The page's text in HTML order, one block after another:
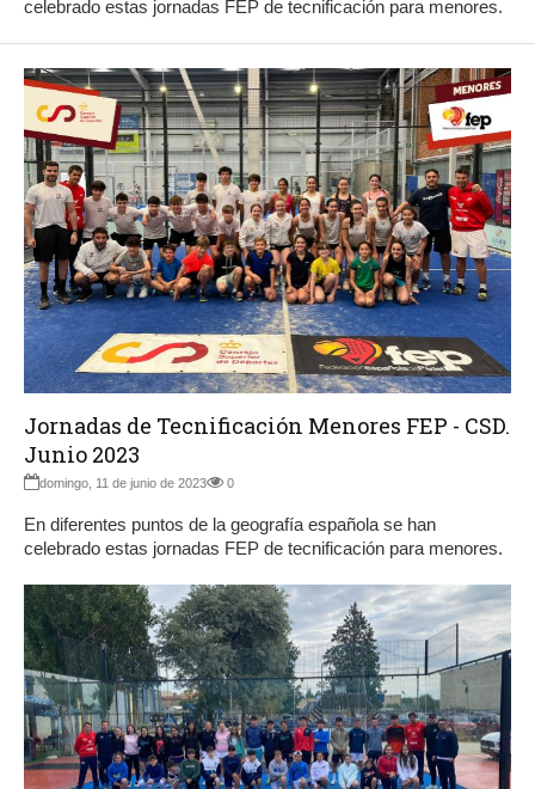
celebrado estas jornadas FEP de tecnificación para menores.
Jornadas de Tecnificación Menores FEP - CSD.
Junio 2023
domingo, 11 de junio de 2023 0
En diferentes puntos de la geografía española se han
celebrado estas jornadas FEP de tecnificación para menores.